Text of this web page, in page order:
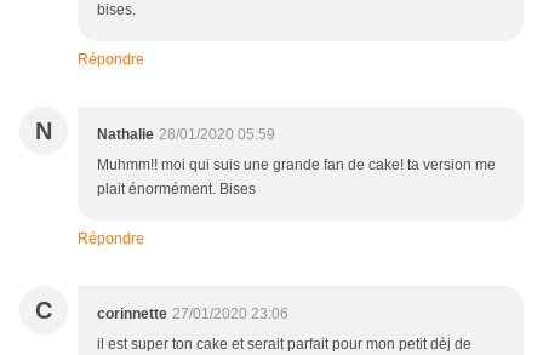
bises.
Répondre
N Nathalie 28/01/2020 05:59
Muhmm!! moi qui suis une grande fan de cake! ta version me
plait énormément. Bises
Répondre
C corinnette 27/01/2020 23:06
il est super ton cake et serait parfait pour mon petit dèj de